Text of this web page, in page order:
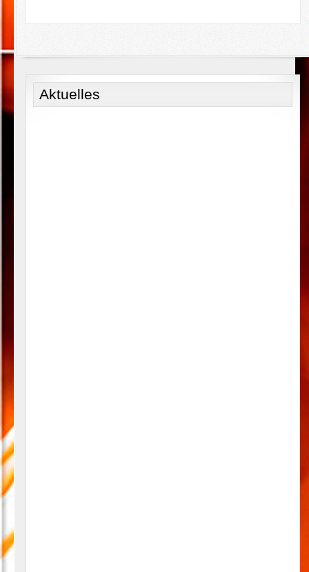
Aktuelles